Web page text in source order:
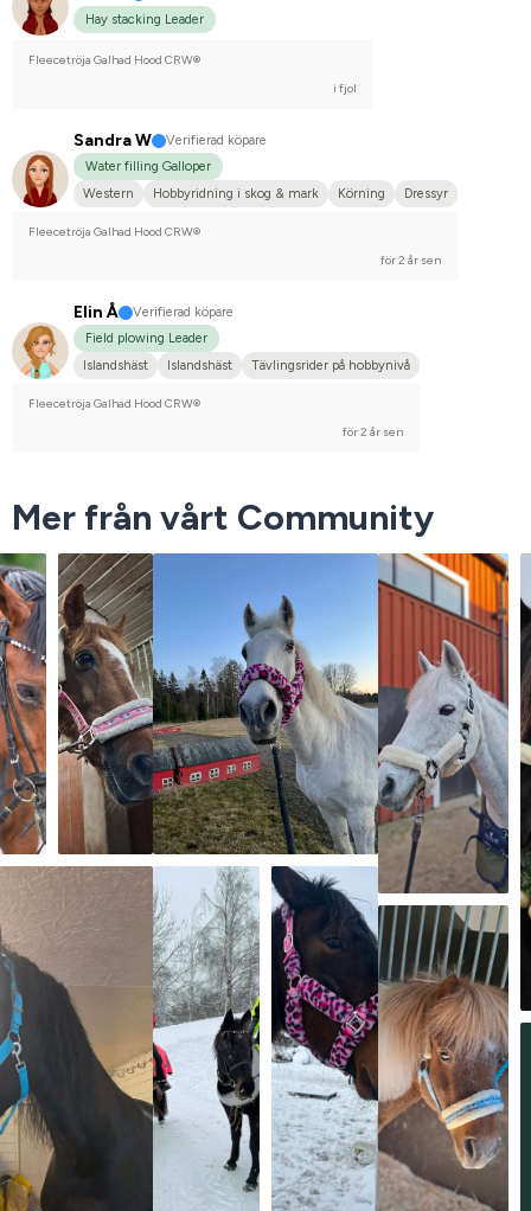
Hay stacking Leader
Fleecetröja Galhad Hood CRW®
i fjol
Sandra W
Verifierad köpare
Water filling Galloper
Western
Hobbyridning i skog & mark Körning Dressyr
Fleecetröja Galhad Hood CRW®
för 2 år sen
Elin Å
Verifierad köpare
Field plowing Leader
Islandshäst
Islandshäst Tävlingsrider på hobbynivå
Fleecetröja Galhad Hood CRW®
för 2 år sen
Mer från vårt Community